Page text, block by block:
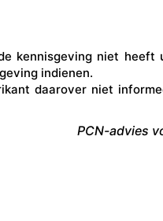
kennisgeving niet heeft
indienen.
daarover niet
PCN-advies